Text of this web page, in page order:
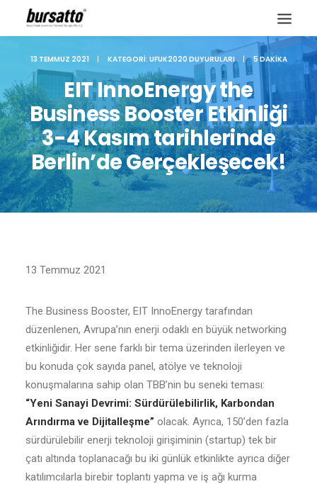
Site içi arama
13 TEMMUZ 2021 | KATEGORI: UFUK2020 DUYURULARI | 5 DAKIKA
EIT InnoEnergy the
Business Booster Etkinliği
3-4 Kasım tarihlerinde
Berlin’de Gerçekleşecek!
13 Temmuz 2021
The Business Booster, EIT InnoEnergy tarafından
düzenlenen, Avrupa’nın enerji odaklı en büyük networking
etkinliğidir. Her sene farklı bir tema üzerinden ilerleyen ve
bu konuda çok sayıda panel, atölye ve teknoloji
konuşmalarına sahip olan TBB’nin bu seneki teması:
“Yeni Sanayi Devrimi: Sürdürülebilirlik, Karbondan
Arındırma ve Dijitalleşme” olacak. Ayrıca, 150’den fazla
sürdürülebilir enerji teknoloji girişiminin (startup) tek bir
çatı altında toplanacağı bu iki günlük etkinlikte ayrıca diğer
katılımcılarla birebir toplantı yapma ve iş ağı kurma